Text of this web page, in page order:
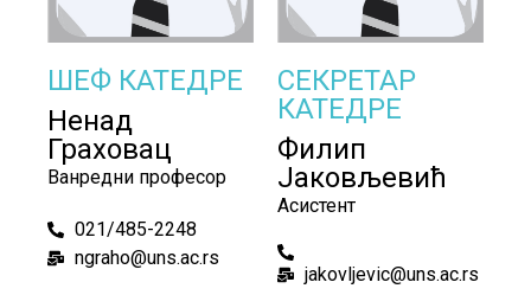
ШЕФ КАТЕДРЕ
Ненад
Граховац
Ванредни професор
021/485-2248
ngraho@uns.ac.rs
СЕКРЕТАР
КАТЕДРЕ
Филип
Јаковљевић
Асистент
jakovljevic@uns.ac.rs